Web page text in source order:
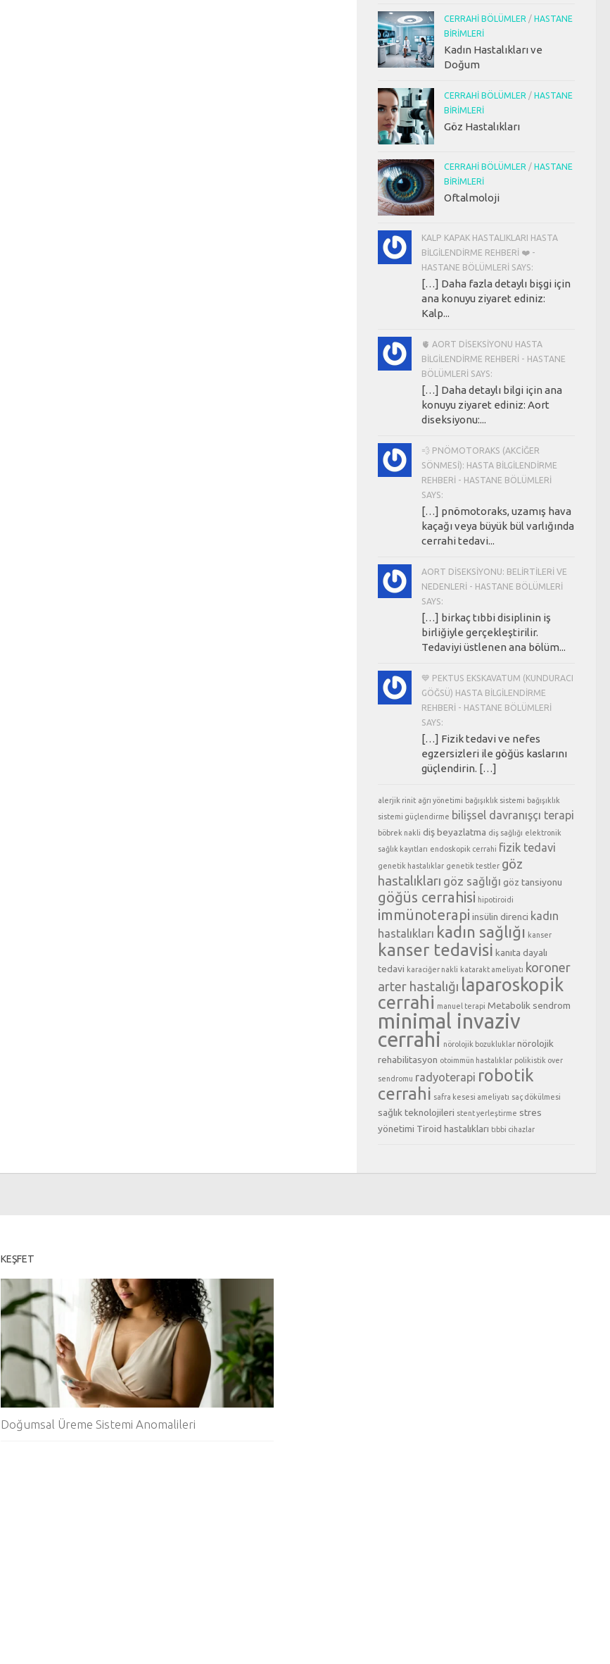
CERRAHI BÖLÜMLER / HASTANE
BIRIMLERI
Kadın Hastalıkları ve
Doğum
CERRAHI BÖLÜMLER / HASTANE
BIRIMLERI
Göz Hastalıkları
CERRAHI BÖLÜMLER / HASTANE
BIRIMLERI
Oftalmoloji
KALP KAPAK HASTALIKLARI HASTA
BILGILENDIRME REHBERI ❤️ -
HASTANE BÖLÜMLERI SAYS:
[…] Daha fazla detaylı bişgi için
ana konuyu ziyaret ediniz:
Kalp...
🫀 AORT DISEKSIYONU HASTA
BILGILENDIRME REHBERI - HASTANE
BÖLÜMLERI SAYS:
[…] Daha detaylı bilgi için ana
konuyu ziyaret ediniz: Aort
diseksiyonu:...
💨 PNÖMOTORAKS (AKCIĞER
SÖNMESI): HASTA BILGILENDIRME
REHBERI - HASTANE BÖLÜMLERI
SAYS:
[…] pnömotoraks, uzamış hava
kaçağı veya büyük bül varlığında
cerrahi tedavi...
AORT DISEKSIYONU: BELIRTILERI VE
NEDENLERI - HASTANE BÖLÜMLERI
SAYS:
[…] birkaç tıbbi disiplinin iş
birliğiyle gerçekleştirilir.
Tedaviyi üstlenen ana bölüm...
💙 PEKTUS EKSKAVATUM (KUNDURACI
GÖĞSÜ) HASTA BILGILENDIRME
REHBERI - HASTANE BÖLÜMLERI
SAYS:
[…] Fizik tedavi ve nefes
egzersizleri ile göğüs kaslarını
güçlendirin. […]
alerjik rinit ağrı yönetimi bağışıklık sistemi bağışıklık
sistemi güçlendirme bilişsel davranışçı terapi
böbrek nakli diş beyazlatma diş sağlığı elektronik
sağlık kayıtları endoskopik cerrahi fizik tedavi
genetik hastalıklar genetik testler göz
hastalıkları göz sağlığı göz tansiyonu
göğüs cerrahisi hipotiroidi
immünoterapi insülin direnci kadın
hastalıkları kadın sağlığı kanser
kanser tedavisi kanıta dayalı
tedavi karaciğer nakli katarakt ameliyatı koroner
arter hastalığı laparoskopik
cerrahi manuel terapi Metabolik sendrom
minimal invaziv
cerrahi nörolojik bozukluklar nörolojik
rehabilitasyon otoimmün hastalıklar polikistik over
sendromu radyoterapi robotik
cerrahi safra kesesi ameliyatı saç dökülmesi
sağlık teknolojileri stent yerleştirme stres
yönetimi Tiroid hastalıkları tıbbi cihazlar
KEŞFET
Doğumsal Üreme Sistemi Anomalileri